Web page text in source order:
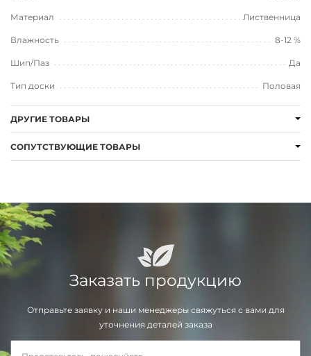
Материал Лиственница
Влажность 8-12 %
Шип/Паз Да
Тип доски Половая
ДРУГИЕ ТОВАРЫ
СОПУТСТВУЮЩИЕ ТОВАРЫ
Заказать продукцию
Отправьте заявку и наши менеджеры свяжуться с вами для
уточнения деталей заказа